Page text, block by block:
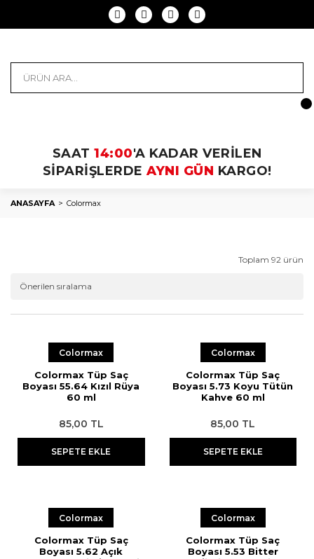
SAAT 14:00'A KADAR VERİLEN
SİPARİŞLERDE AYNI GÜN KARGO!
ANASAYFA Colormax
Toplam 92 ürün
Colormax
Colormax Tüp Saç
Boyası 55.64 Kızıl Rüya
60 ml
85,00 TL
SEPETE EKLE
Colormax
Colormax Tüp Saç
Boyası 5.73 Koyu Tütün
Kahve 60 ml
85,00 TL
SEPETE EKLE
Colormax
Colormax Tüp Saç
Boyası 5.62 Açık
Colormax
Colormax Tüp Saç
Boyası 5.53 Bitter